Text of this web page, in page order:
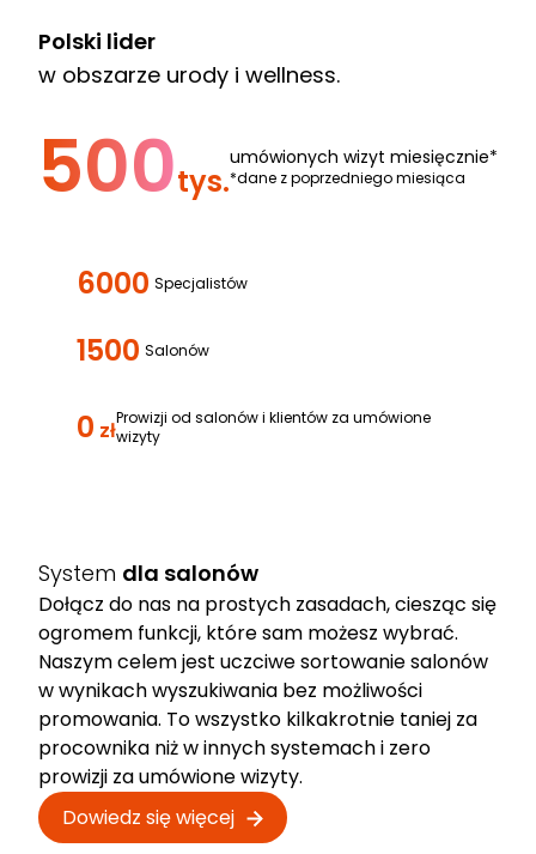
Polski lider
w obszarze urody i wellness.
500tys.
umówionych wizyt miesięcznie*
*dane z poprzedniego miesiąca
6000 Specjalistów
1500 Salonów
0 złProwizji od salonów i klientów za umówione
wizyty
System dla salonów
Dołącz do nas na prostych zasadach, ciesząc się
ogromem funkcji, które sam możesz wybrać.
Naszym celem jest uczciwe sortowanie salonów
w wynikach wyszukiwania bez możliwości
promowania. To wszystko kilkakrotnie taniej za
procownika niż w innych systemach i zero
prowizji za umówione wizyty.
Dowiedz się więcej